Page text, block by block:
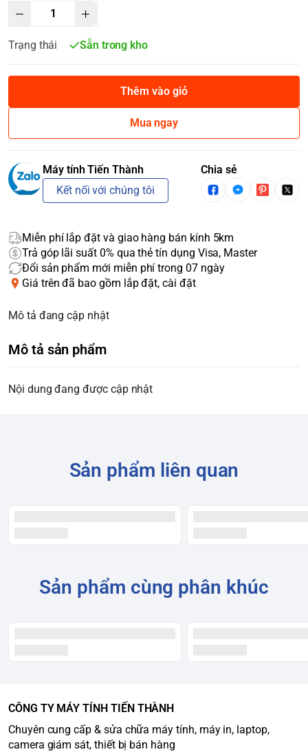
Trạng thái Sẵn trong kho
Thêm vào giỏ
Mua ngay
Máy tính Tiến Thành
Kết nối với chúng tôi
Chia sẻ
Miễn phí lắp đặt và giao hàng bán kính 5km
Trả góp lãi suất 0% qua thẻ tín dụng Visa, Master
Đổi sản phẩm mới miễn phí trong 07 ngày
Giá trên đã bao gồm lắp đặt, cài đặt
Mô tả đang cập nhật
Mô tả sản phẩm
Nội dung đang được cập nhật
Sản phẩm liên quan
Sản phẩm cùng phân khúc
CÔNG TY MÁY TÍNH TIẾN THÀNH
Chuyên cung cấp & sửa chữa máy tính, máy in, laptop,
camera giám sát, thiết bị bán hàng